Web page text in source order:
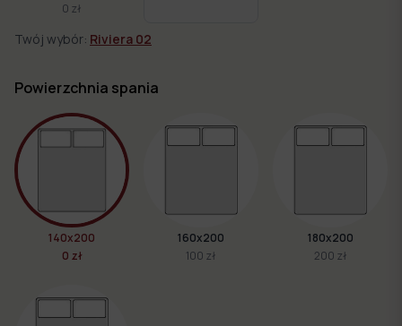
0 zł
Twój wybór: Riviera 02
Powierzchnia spania
140x200
0 zł
160x200
100 zł
180x200
200 zł